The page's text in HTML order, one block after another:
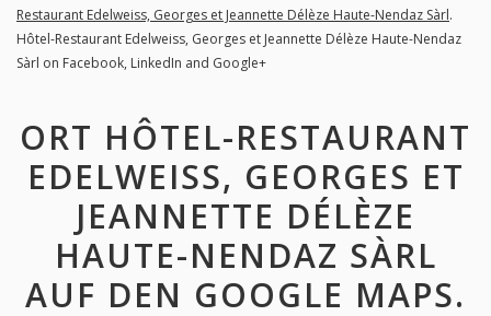
Restaurant Edelweiss, Georges et Jeannette Délèze Haute-Nendaz Sàrl.
Hôtel-Restaurant Edelweiss, Georges et Jeannette Délèze Haute-Nendaz
Sàrl on Facebook, LinkedIn and Google+
ORT HÔTEL-RESTAURANT
EDELWEISS, GEORGES ET
JEANNETTE DÉLÈZE
HAUTE-NENDAZ SÀRL
AUF DEN GOOGLE MAPS.